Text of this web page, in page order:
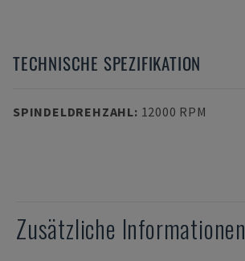
TECHNISCHE SPEZIFIKATION
SPINDELDREHZAHL: 12000 RPM
Zusätzliche Informationen